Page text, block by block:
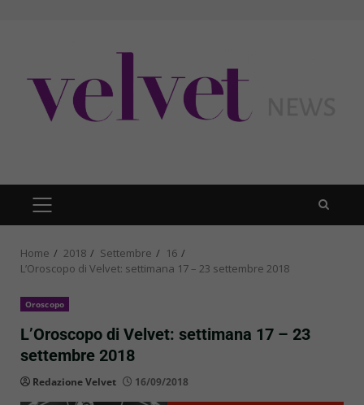
PRIMARY
MENU
Home 2018 Settembre
16
L’Oroscopo di Velvet: settimana 17 – 23 settembre 2018
Oroscopo
L’Oroscopo di Velvet: settimana 17 – 23
settembre 2018
Redazione Velvet 16/09/2018